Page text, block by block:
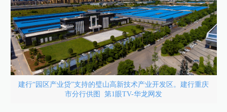
建行“园区产业贷”支持的璧山高新技术产业开发区。建行重庆
市分行供图 第1眼TV-华龙网发